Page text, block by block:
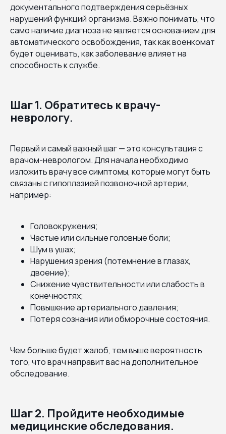
документального подтверждения серьёзных
нарушений функций организма. Важно понимать, что
само наличие диагноза не является основанием для
автоматического освобождения, так как военкомат
будет оценивать, как заболевание влияет на
способность к службе.
Шаг 1. Обратитесь к врачу-
неврологу.
Первый и самый важный шаг — это консультация с
врачом-неврологом. Для начала необходимо
изложить врачу все симптомы, которые могут быть
связаны с гипоплазией позвоночной артерии,
например:
Головокружения;
Частые или сильные головные боли;
Шум в ушах;
Нарушения зрения (потемнение в глазах,
двоение);
Снижение чувствительности или слабость в
конечностях;
Повышение артериального давления;
Потеря сознания или обморочные состояния.
Чем больше будет жалоб, тем выше вероятность
того, что врач направит вас на дополнительное
обследование.
Шаг 2. Пройдите необходимые
медицинские обследования.